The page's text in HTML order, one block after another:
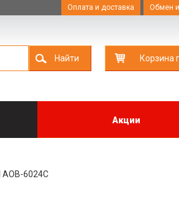
Оплата и доставка Обмен и
Найти Корзина
Акции
AOB-6024C